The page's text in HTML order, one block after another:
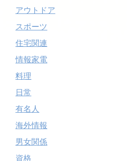
アウトドア
スポーツ
住宅関連
情報家電
料理
日常
有名人
海外情報
男女関係
資格